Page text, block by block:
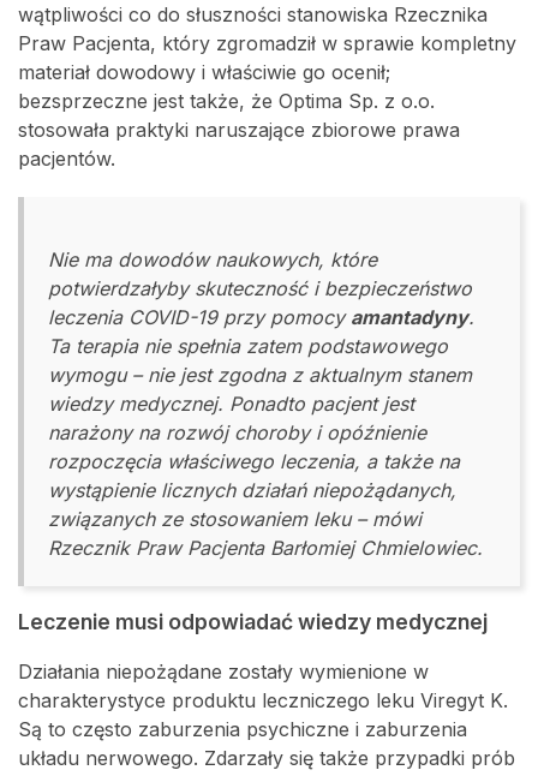
wątpliwości co do słuszności stanowiska Rzecznika
Praw Pacjenta, który zgromadził w sprawie kompletny
materiał dowodowy i właściwie go ocenił;
bezsprzeczne jest także, że Optima Sp. z o.o.
stosowała praktyki naruszające zbiorowe prawa
pacjentów.
Nie ma dowodów naukowych, które
potwierdzałyby skuteczność i bezpieczeństwo
leczenia COVID-19 przy pomocy amantadyny.
Ta terapia nie spełnia zatem podstawowego
wymogu – nie jest zgodna z aktualnym stanem
wiedzy medycznej. Ponadto pacjent jest
narażony na rozwój choroby i opóźnienie
rozpoczęcia właściwego leczenia, a także na
wystąpienie licznych działań niepożądanych,
związanych ze stosowaniem leku – mówi
Rzecznik Praw Pacjenta Barłomiej Chmielowiec.
Leczenie musi odpowiadać wiedzy medycznej
Działania niepożądane zostały wymienione w
charakterystyce produktu leczniczego leku Viregyt K.
Są to często zaburzenia psychiczne i zaburzenia
układu nerwowego. Zdarzały się także przypadki prób